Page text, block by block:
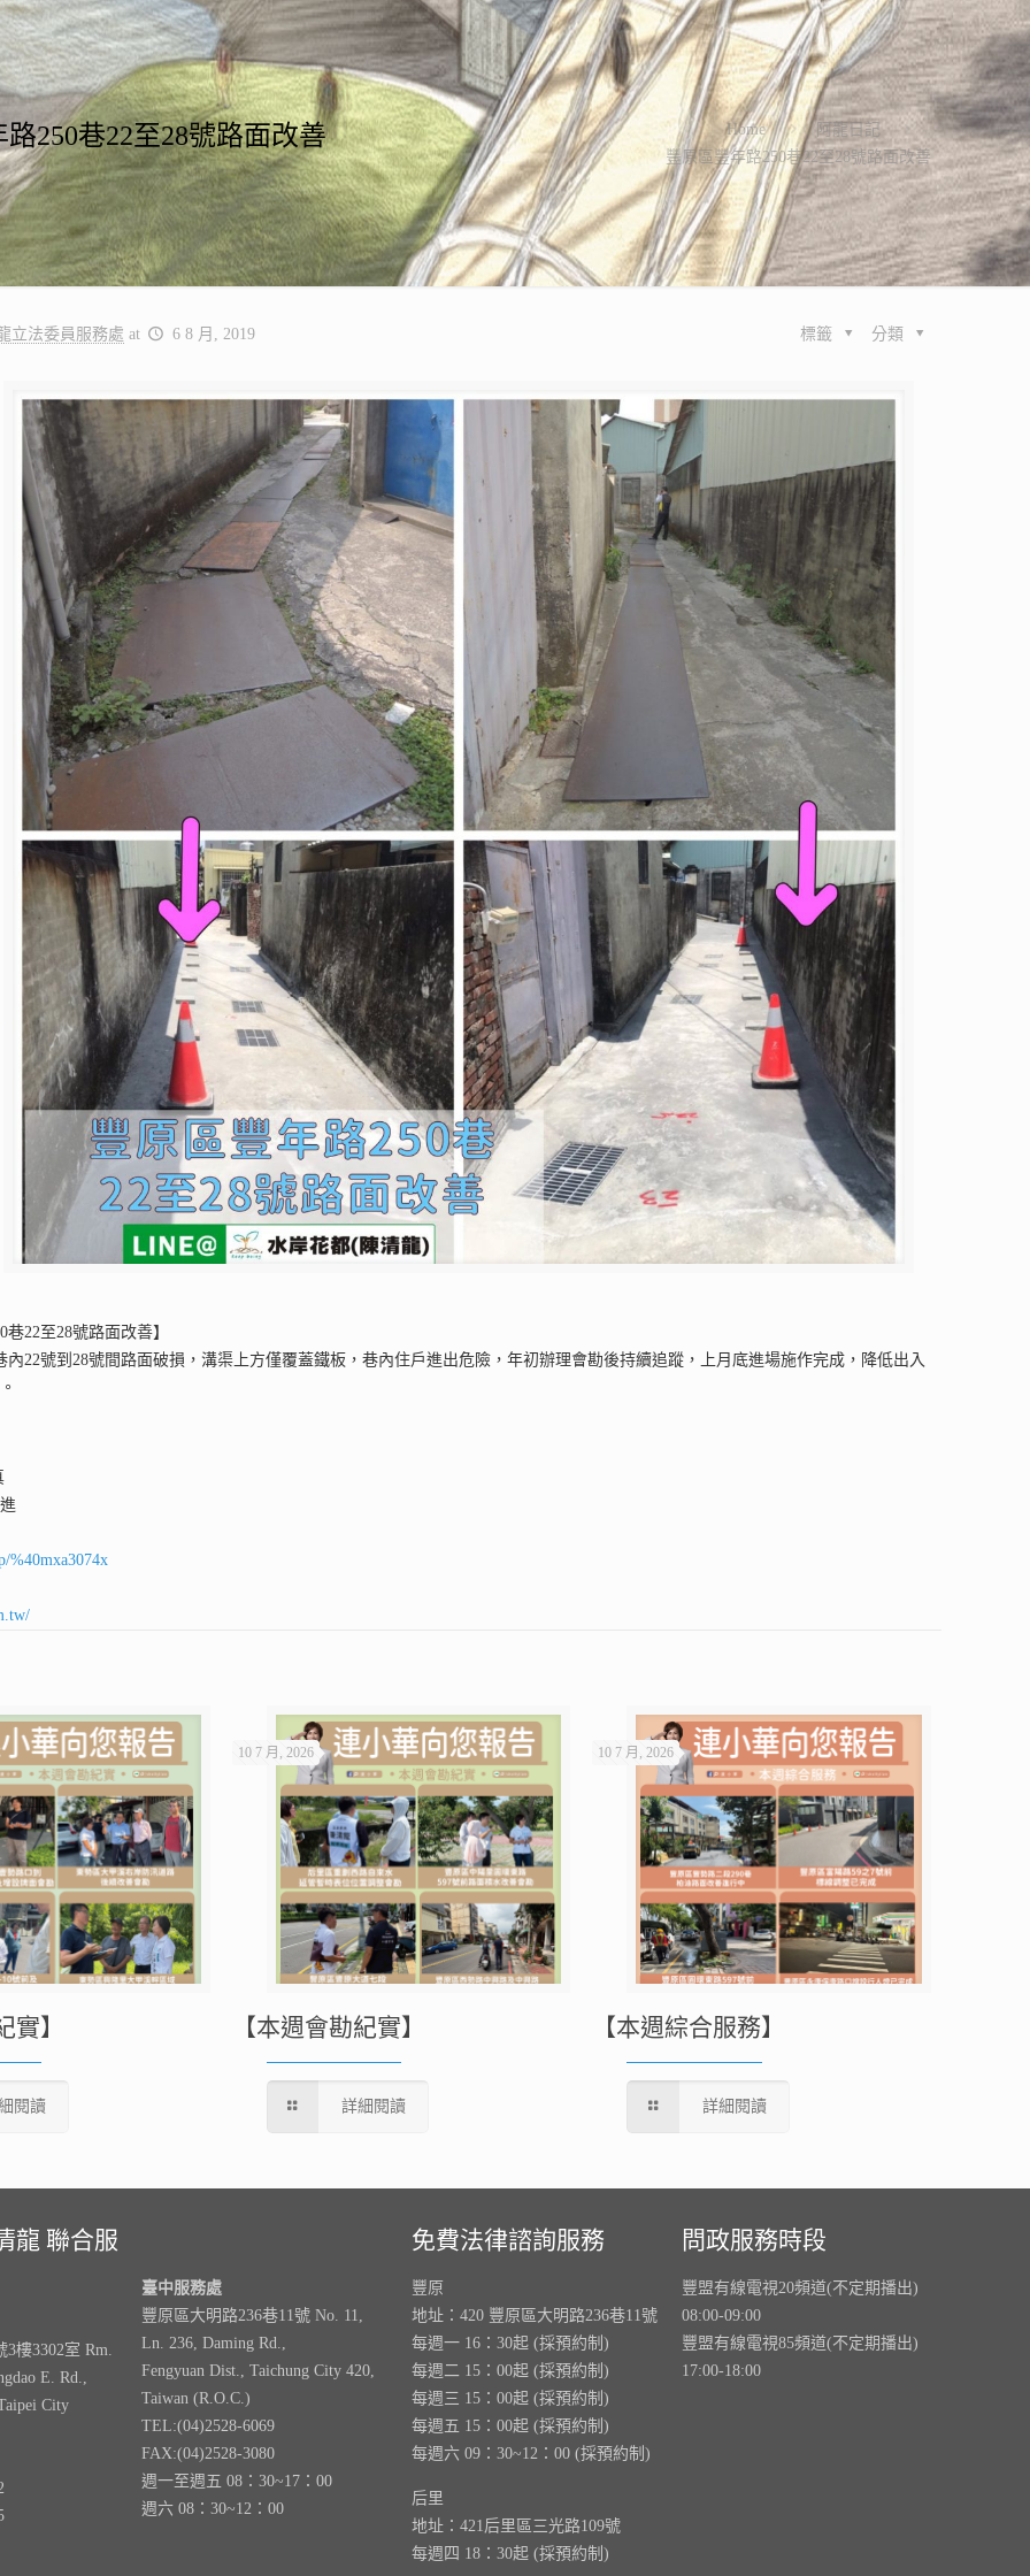
250巷22至28號路面改善 Home
阿龍日記
豐原區豐年路250巷22至28號路面改善
立法委員服務處 at 6 8 月, 2019 分類
標籤
22至28號路面改善】
內22號到28號間路面破損，溝渠上方僅覆蓋鐵板，巷內住戶進出危險，年初辦理會勘後持續追蹤，上月底進場施作完成，降低出入
%40mxa3074x
實】
閱讀
10 7 月, 2026
【本週會勘紀實】
詳細閱讀
10 7 月, 2026
【本週綜合服務】
詳細閱讀
龍 聯合服
樓3302室 Rm.
E. Rd.,
City
臺中服務處
豐原區大明路236巷11號 No. 11,
Ln. 236, Daming Rd.,
Fengyuan Dist., Taichung City 420,
Taiwan (R.O.C.)
TEL:(04)2528-6069
FAX:(04)2528-3080
週一至週五 08：30~17：00
週六 08：30~12：00
免費法律諮詢服務
豐原
地址：420 豐原區大明路236巷11號
每週一 16：30起 (採預約制)
每週二 15：00起 (採預約制)
每週三 15：00起 (採預約制)
每週五 15：00起 (採預約制)
每週六 09：30~12：00 (採預約制)
后里
地址：421后里區三光路109號
每週四 18：30起 (採預約制)
問政服務時段
豐盟有線電視20頻道(不定期播出)
08:00-09:00
豐盟有線電視85頻道(不定期播出)
17:00-18:00